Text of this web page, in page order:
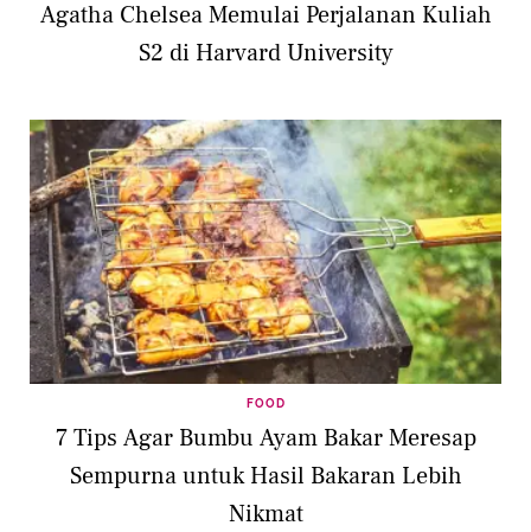
Agatha Chelsea Memulai Perjalanan Kuliah
S2 di Harvard University
FOOD
7 Tips Agar Bumbu Ayam Bakar Meresap
Sempurna untuk Hasil Bakaran Lebih
Nikmat